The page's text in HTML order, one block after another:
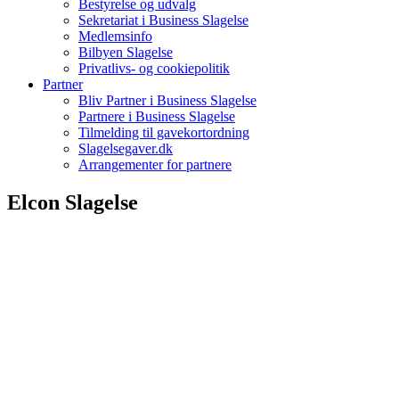
Bestyrelse og udvalg
Sekretariat i Business Slagelse
Medlemsinfo
Bilbyen Slagelse
Privatlivs- og cookiepolitik
Partner
Bliv Partner i Business Slagelse
Partnere i Business Slagelse
Tilmelding til gavekortordning
Slagelsegaver.dk
Arrangementer for partnere
Elcon Slagelse